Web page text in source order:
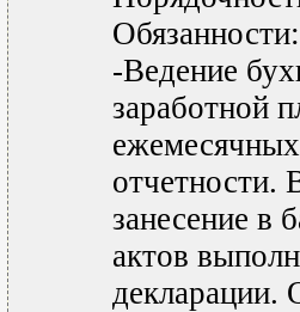
Обязанности:
-Ведение
заработной
ежемесячных
отчетности.
занесение в
актов
декларации.